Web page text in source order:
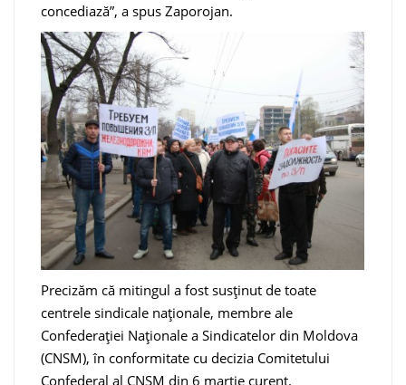
concediază”, a spus Zaporojan.
Precizăm că mitingul a fost susținut de toate
centrele sindicale naționale, membre ale
Confederației Naționale a Sindicatelor din Moldova
(CNSM), în conformitate cu decizia Comitetului
Confederal al CNSM din 6 martie curent.